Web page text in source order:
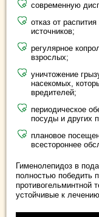
современную
отказ от
источников;
регулярное
взрослых;
уничтожение
насекомых,
вредителей;
периодическое
посуды и других
плановое
всестороннее
Гименолепидоз в
полностью победить
противогельминтной
устойчивые к